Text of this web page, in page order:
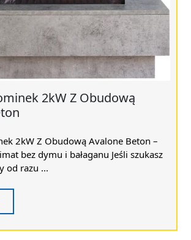
2kW Z Obudową
2kW Z Obudową Avalone Beton –
bez dymu i bałaganu Jeśli szukasz
od razu ...